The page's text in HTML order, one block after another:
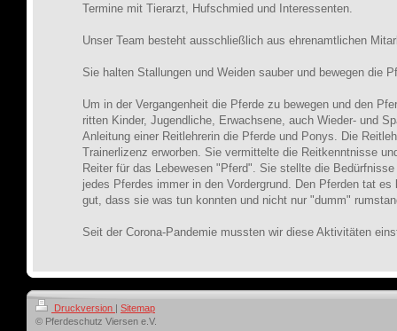
Termine mit Tierarzt, Hufschmied und Interessenten.
Unser Team besteht ausschließlich aus ehrenamtlichen
Sie halten Stallungen und Weiden sauber und bewegen die
Um in der Vergangenheit die Pferde zu bewegen und den
ritten Kinder, Jugendliche, Erwachsene, auch Wieder- und
Anleitung einer Reitlehrerin die Pferde und Ponys. Die
Trainerlizenz erworben. Sie vermittelte die Reitkenntnisse
Reiter für das Lebewesen "Pferd". Sie stellte die
jedes Pferdes immer in den Vordergrund. Den Pferden tat
gut, dass sie was tun konnten und nicht nur "dumm"
Seit der Corona-Pandemie mussten wir diese Aktivitäten
Druckversion | Sitemap
© Pferdeschutz Viersen e.V.